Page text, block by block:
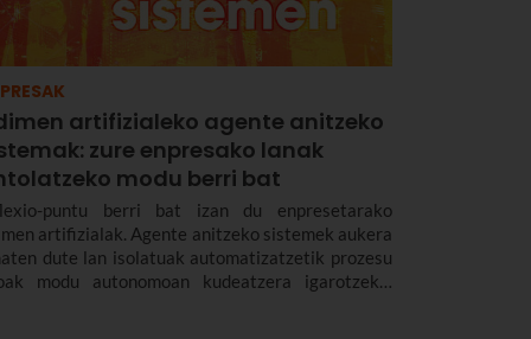
artifizialeko agente anitzeko
zure enpresako lanak
modu berri bat
puntu berri bat izan du enpresetarako
artifizialak. Agente anitzeko sistemek aukera
dute lan isolatuak automatizatzetik prozesu
modu autonomoan kudeatzera igarotzeko.